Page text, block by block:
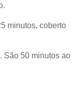
minutos, coberto
São 50 minutos ao